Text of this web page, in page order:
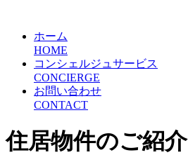
ホーム
HOME
コンシェルジュサービス
CONCIERGE
お問い合わせ
CONTACT
住居物件のご紹介